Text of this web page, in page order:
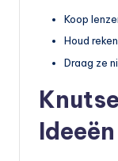
Koop
Houd
Draag ze
Ideeën